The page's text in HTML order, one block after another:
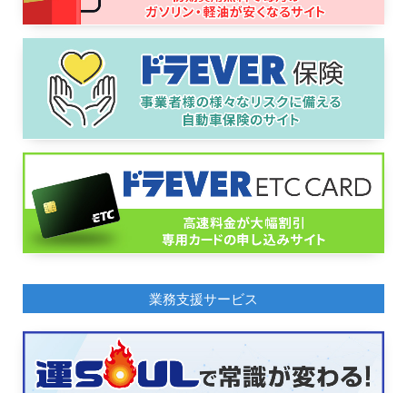
業務支援サービス